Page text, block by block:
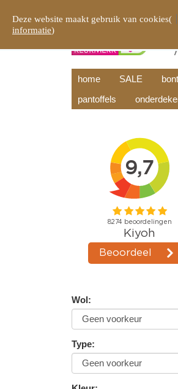
home SALE
pantoffels
Wol:
Type:
Deze website maakt gebruik van cookies(
informatie)